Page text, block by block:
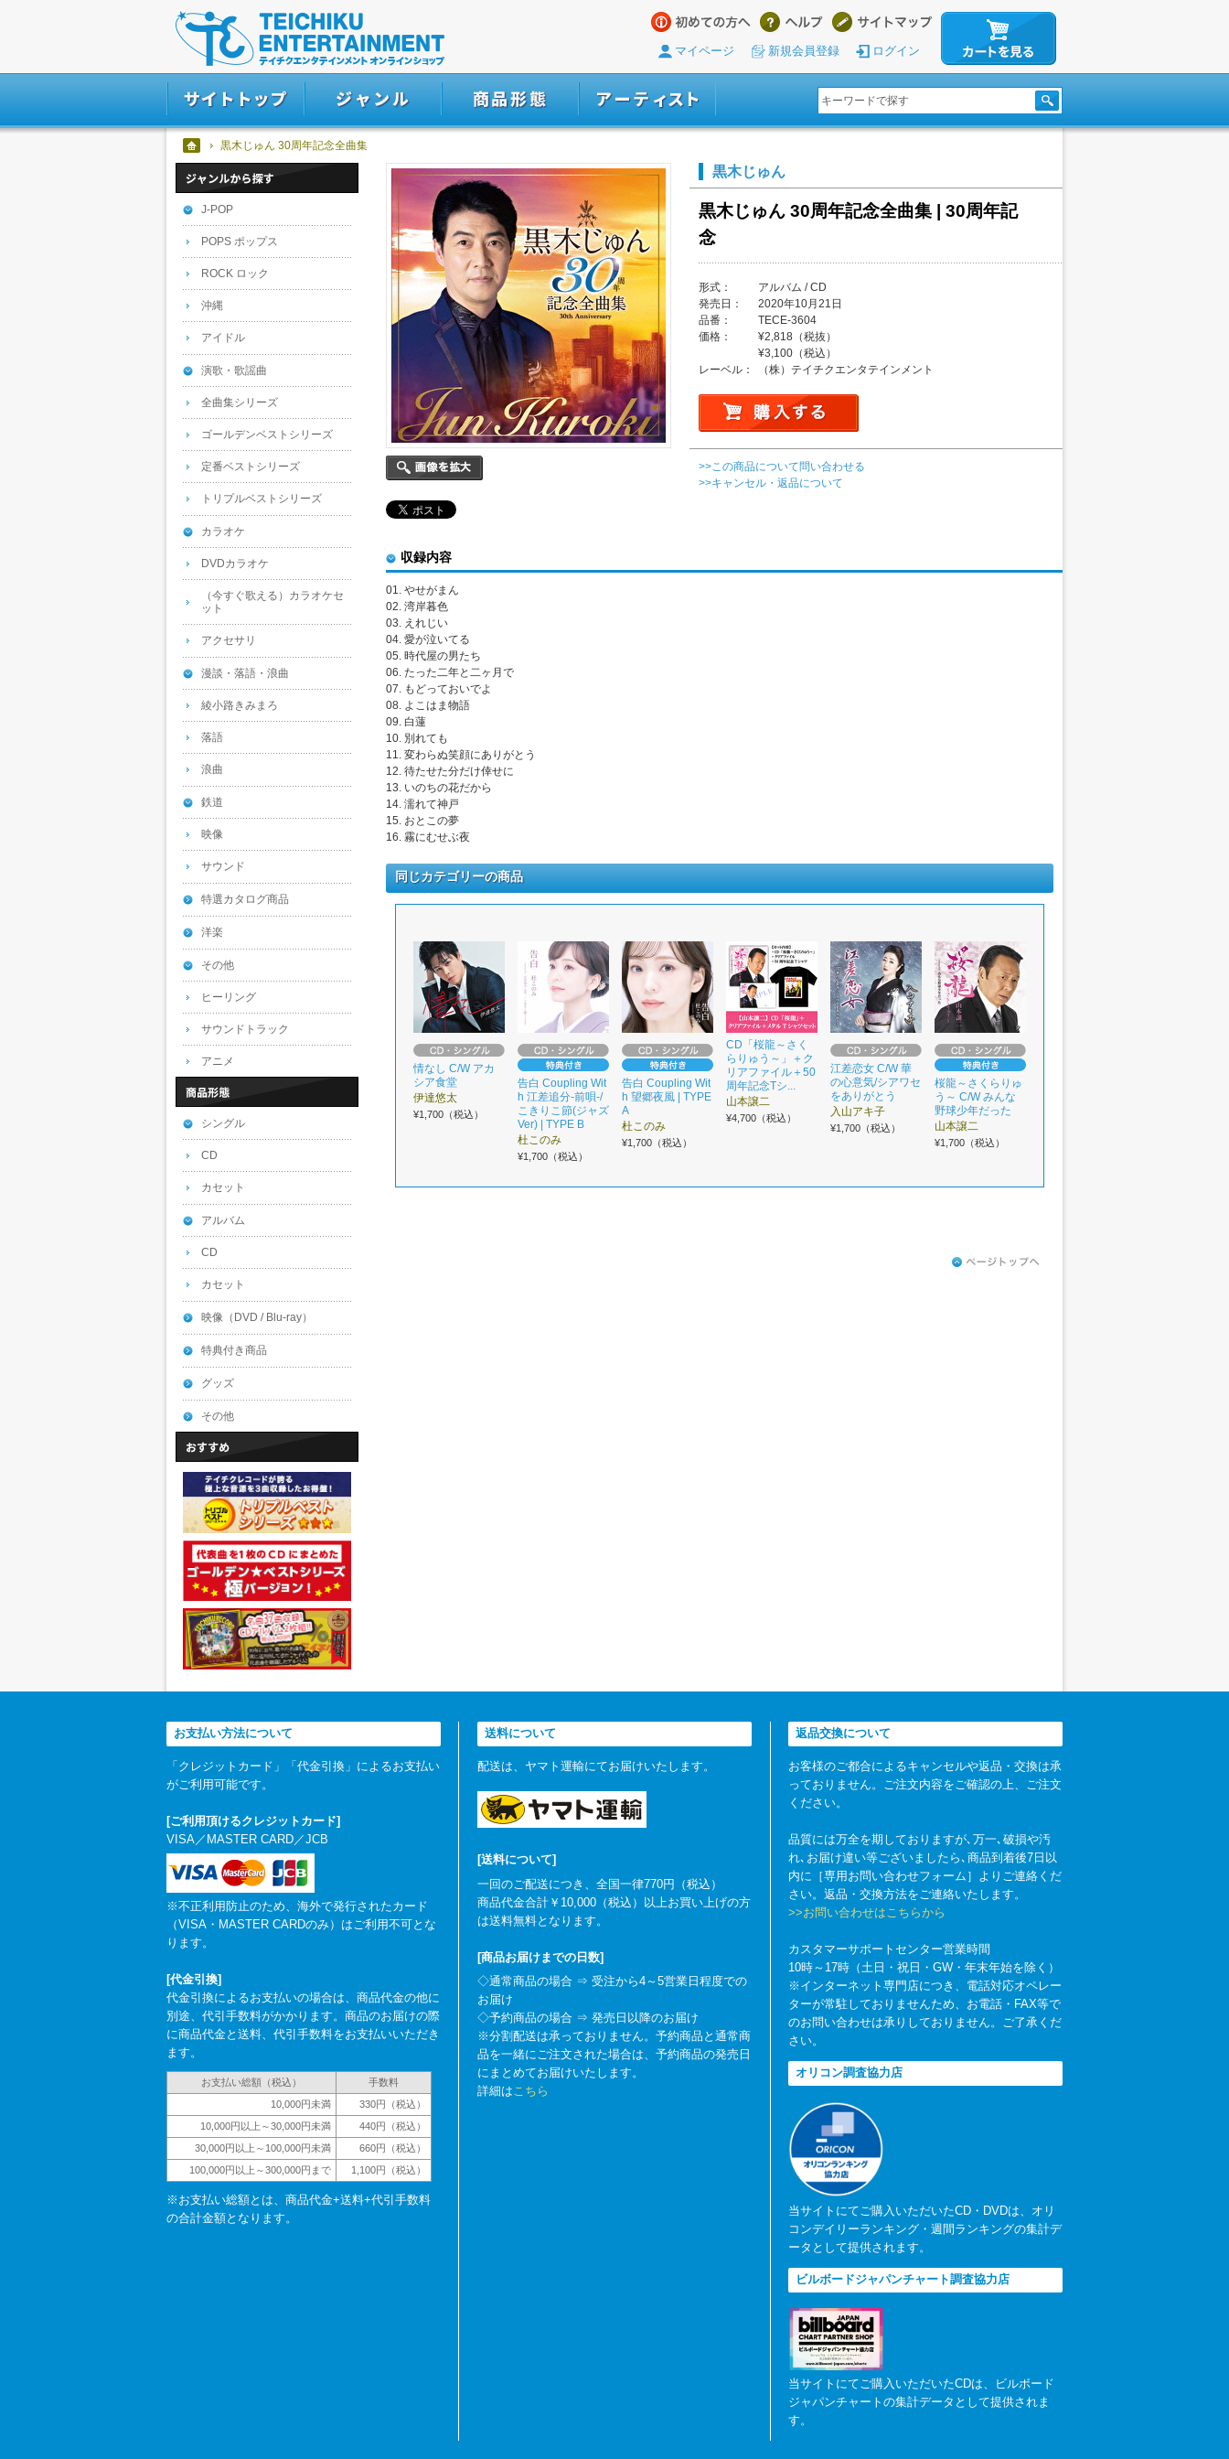
マイページ 新規会員登録 ログイン
黒木じゅん 30周年記念全曲集
黒木じゅん
黒木じゅん 30周年記念全曲集 | 30周年記
念
形式：
アルバム / CD
発売日：
2020年10月21日
品番：
TECE-3604
価格：
¥2,818（税抜）
¥3,100（税込）
レーベル：
（株）テイチクエンタテインメント
>>この商品について問い合わせる
>>キャンセル・返品について
収録内容
01. やせがまん
02. 湾岸暮色
03. えれじい
04. 愛が泣いてる
05. 時代屋の男たち
06. たった二年と二ヶ月で
07. もどっておいでよ
08. よこはま物語
09. 白蓮
10. 別れても
11. 変わらぬ笑顔にありがとう
12. 待たせた分だけ倖せに
13. いのちの花だから
14. 濡れて神戸
15. おとこの夢
16. 霧にむせぶ夜
同じカテゴリーの商品
情なし C/W アカ
シア食堂
伊達悠太
¥1,700（税込）
告白 Coupling Wit
h 江差追分-前唄-/
こきりこ節(ジャズ
Ver) | TYPE B
杜このみ
¥1,700（税込）
告白 Coupling Wit
h 望郷夜風 | TYPE
A
杜このみ
¥1,700（税込）
CD「桜龍～さく
らりゅう～」＋ク
リアファイル＋50
周年記念Tシ...
山本譲二
¥4,700（税込）
江差恋女 C/W 華
の心意気/シアワセ
をありがとう
入山アキ子
¥1,700（税込）
桜龍～さくらりゅ
う～ C/W みんな
野球少年だった
山本譲二
¥1,700（税込）
J-POP
POPS ポップス
ROCK ロック
沖縄
アイドル
演歌・歌謡曲
全曲集シリーズ
ゴールデンベストシリーズ
定番ベストシリーズ
トリプルベストシリーズ
カラオケ
DVDカラオケ
（今すぐ歌える）カラオケセ
ット
アクセサリ
漫談・落語・浪曲
綾小路きみまろ
落語
浪曲
鉄道
映像
サウンド
特選カタログ商品
洋楽
その他
ヒーリング
サウンドトラック
アニメ
シングル
CD
カセット
アルバム
CD
カセット
映像（DVD / Blu-ray）
特典付き商品
グッズ
その他
お支払い方法について
「クレジットカード」「代金引換」によるお支払い
がご利用可能です。
[ご利用頂けるクレジットカード]
VISA／MASTER CARD／JCB
※不正利用防止のため、海外で発行されたカード
（VISA・MASTER CARDのみ）はご利用不可とな
ります。
[代金引換]
代金引換によるお支払いの場合は、商品代金の他に
別途、代引手数料がかかります。商品のお届けの際
に商品代金と送料、代引手数料をお支払いいただき
ます。
お支払い総額（税込）
手数料
10,000円未満
330円（税込）
10,000円以上～30,000円未満
440円（税込）
30,000円以上～100,000円未満
660円（税込）
100,000円以上～300,000円まで
1,100円（税込）
※お支払い総額とは、商品代金+送料+代引手数料
の合計金額となります。
送料について
配送は、ヤマト運輸にてお届けいたします。
[送料について]
一回のご配送につき、全国一律770円（税込）
商品代金合計￥10,000（税込）以上お買い上げの方
は送料無料となります。
[商品お届けまでの日数]
◇通常商品の場合 ⇒ 受注から4～5営業日程度での
お届け
◇予約商品の場合 ⇒ 発売日以降のお届け
※分割配送は承っておりません。予約商品と通常商
品を一緒にご注文された場合は、予約商品の発売日
にまとめてお届けいたします。
詳細はこちら
返品交換について
お客様のご都合によるキャンセルや返品・交換は承
っておりません。ご注文内容をご確認の上、ご注文
ください。
品質には万全を期しておりますが､万一､破損や汚
れ､お届け違い等ございましたら､商品到着後7日以
内に［専用お問い合わせフォーム］よりご連絡くだ
さい。返品・交換方法をご連絡いたします。
>>お問い合わせはこちらから
カスタマーサポートセンター営業時間
10時～17時（土日・祝日・GW・年末年始を除く）
※インターネット専門店につき、電話対応オペレー
ターが常駐しておりませんため、お電話・FAX等で
のお問い合わせは承りしておりません。ご了承くだ
さい。
オリコン調査協力店
当サイトにてご購入いただいたCD・DVDは、オリ
コンデイリーランキング・週間ランキングの集計デ
ータとして提供されます。
ビルボードジャパンチャート調査協力店
当サイトにてご購入いただいたCDは、ビルボード
ジャパンチャートの集計データとして提供されま
す。